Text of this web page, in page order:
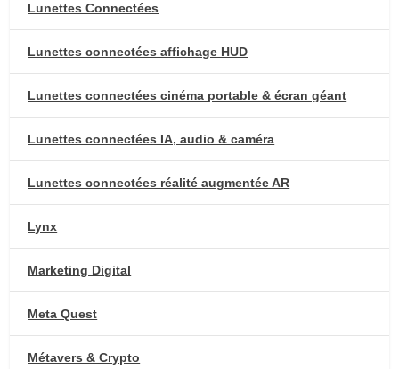
Lunettes Connectées
Lunettes connectées affichage HUD
Lunettes connectées cinéma portable & écran géant
Lunettes connectées IA, audio & caméra
Lunettes connectées réalité augmentée AR
Lynx
Marketing Digital
Meta Quest
Métavers & Crypto